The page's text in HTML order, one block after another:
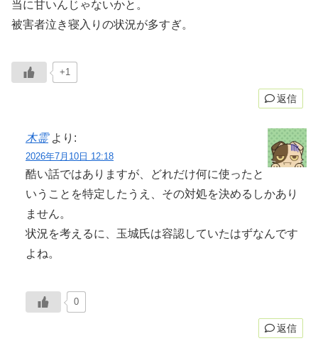
当に甘いんじゃないかと。
被害者泣き寝入りの状況が多すぎ。
+1
返信
木霊 より:
2026年7月10日 12:18
酷い話ではありますが、どれだけ何に使ったと
いうことを特定したうえ、その対処を決めるしかあり
ません。
状況を考えるに、玉城氏は容認していたはずなんです
よね。
0
返信